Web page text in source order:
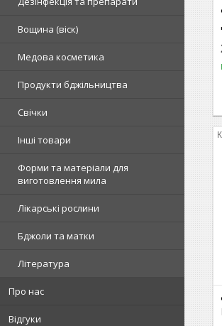
Вощина (віск)
Медова косметика
Продукти бджільництва
Свічки
Інші товари
Форми та матеріали для
виготовлення мила
Лікарські рослини
Бджоли та матки
Література
Про нас
Відгуки